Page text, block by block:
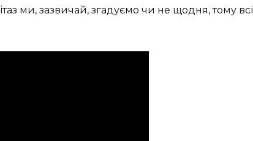
ми, зазвичай, згадуємо чи не щодня, тому всі